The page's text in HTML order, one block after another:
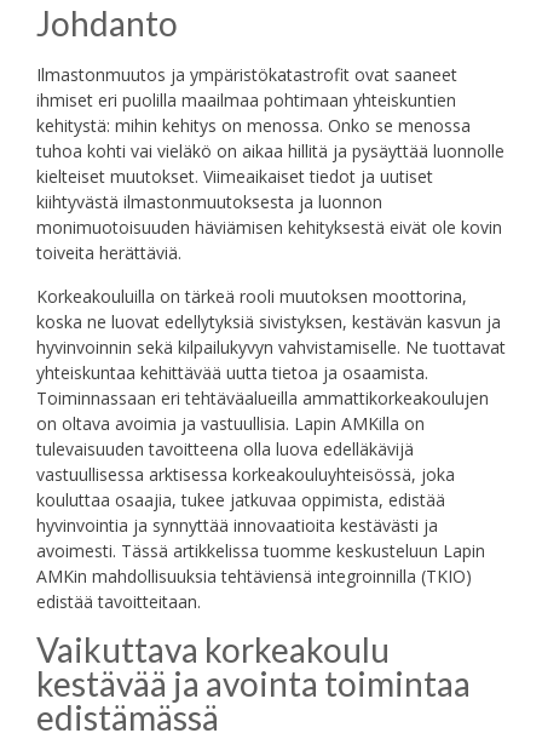
Johdanto
Ilmastonmuutos ja ympäristökatastrofit ovat saaneet
ihmiset eri puolilla maailmaa pohtimaan yhteiskuntien
kehitystä: mihin kehitys on menossa. Onko se menossa
tuhoa kohti vai vieläkö on aikaa hillitä ja pysäyttää luonnolle
kielteiset muutokset. Viimeaikaiset tiedot ja uutiset
kiihtyvästä ilmastonmuutoksesta ja luonnon
monimuotoisuuden häviämisen kehityksestä eivät ole kovin
toiveita herättäviä.
Korkeakouluilla on tärkeä rooli muutoksen moottorina,
koska ne luovat edellytyksiä sivistyksen, kestävän kasvun ja
hyvinvoinnin sekä kilpailukyvyn vahvistamiselle. Ne tuottavat
yhteiskuntaa kehittävää uutta tietoa ja osaamista.
Toiminnassaan eri tehtäväalueilla ammattikorkeakoulujen
on oltava avoimia ja vastuullisia. Lapin AMKilla on
tulevaisuuden tavoitteena olla luova edelläkävijä
vastuullisessa arktisessa korkeakouluyhteisössä, joka
kouluttaa osaajia, tukee jatkuvaa oppimista, edistää
hyvinvointia ja synnyttää innovaatioita kestävästi ja
avoimesti. Tässä artikkelissa tuomme keskusteluun Lapin
AMKin mahdollisuuksia tehtäviensä integroinnilla (TKIO)
edistää tavoitteitaan.
Vaikuttava korkeakoulu
kestävää ja avointa toimintaa
edistämässä